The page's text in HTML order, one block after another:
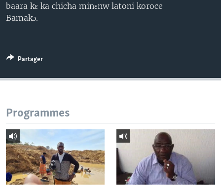
baara kɛ ka chicha minɛnw latoni koroce
Bamakɔ.
Partager
Programmes